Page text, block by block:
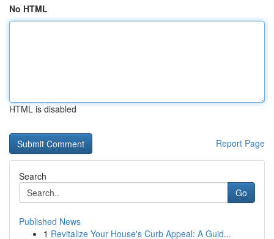
No HTML
HTML is disabled
Report Page
Search
Go
Published News
1 Revitalize Your House's Curb Appeal: A Guid...